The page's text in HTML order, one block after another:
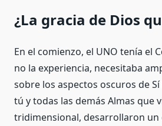
¿La gracia de Dios
En el comienzo, el UNO tenía el
no la experiencia, necesitaba
sobre los aspectos oscuros de
tú y todas las demás Almas que
tridimensional, desarrollaron